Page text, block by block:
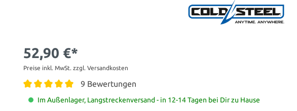
52,90 €*
Preise inkl. MwSt. zzgl. Versandkosten
9 Bewertungen
Im Außenlager, Langstreckenversand - in 12-14 Tagen bei Dir zu Hause